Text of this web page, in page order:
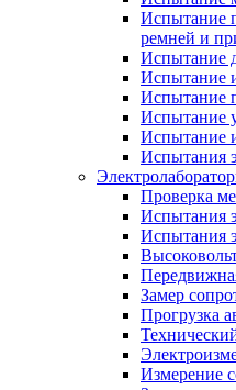
Испытание
ремней и
Испытание
Испытание
Испытание
Испытание
Испытание
Испытания
Проверка
Испытания
Испытания
Замер
Прогрузка
Измерение